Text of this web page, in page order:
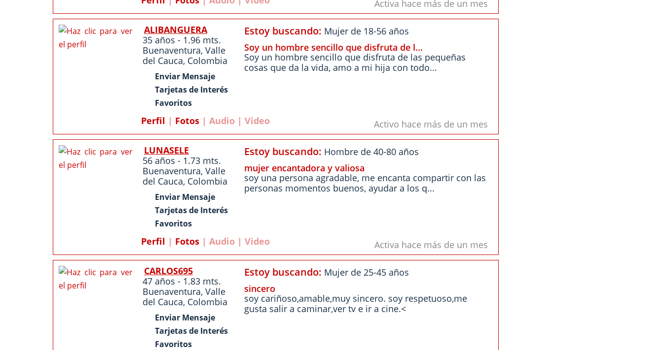
Activa hace más de un mes
ALIBANGUERA
35 años - 1.96 mts.
Buenaventura, Valle
del Cauca, Colombia
Enviar Mensaje
Tarjetas de Interés
Favoritos
Estoy buscando: Mujer de 18-56 años
Soy un hombre sencillo que disfruta de l...
Soy un hombre sencillo que disfruta de las pequeñas
cosas que da la vida, amo a mi hija con todo...
Perfil | Fotos | Audio | Video Activo hace más de un mes
LUNASELE
56 años - 1.73 mts.
Buenaventura, Valle
del Cauca, Colombia
Enviar Mensaje
Tarjetas de Interés
Favoritos
Estoy buscando: Hombre de 40-80 años
mujer encantadora y valiosa
soy una persona agradable, me encanta compartir con las
personas momentos buenos, ayudar a los q...
Perfil | Fotos | Audio | Video Activa hace más de un mes
CARLOS695
47 años - 1.83 mts.
Buenaventura, Valle
del Cauca, Colombia
Enviar Mensaje
Tarjetas de Interés
Favoritos
Estoy buscando: Mujer de 25-45 años
sincero
soy cariñoso,amable,muy sincero. soy respetuoso,me
gusta salir a caminar,ver tv e ir a cine.<